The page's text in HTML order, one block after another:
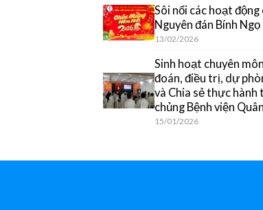
Sôi nổi các hoạt
Nguyên đán Bính
13/02/2026
Sinh hoạt chuyên
đoán, điều trị, dự
và Chia sẻ thực hành
chủng Bệnh viện
15/01/2026